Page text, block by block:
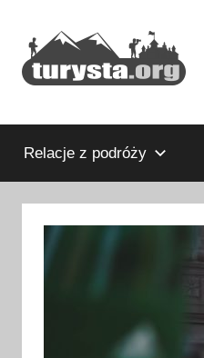
treści
Turysta.org
blog
podróżniczy
turystyczny
Relacje z podróży